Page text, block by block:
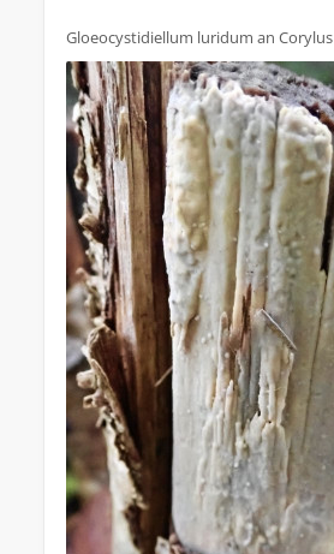
Gloeocystidiellum luridum an Corylus